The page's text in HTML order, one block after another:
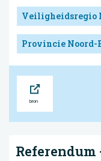
Veiligheidsregio
Provincie Noord-
Referendum